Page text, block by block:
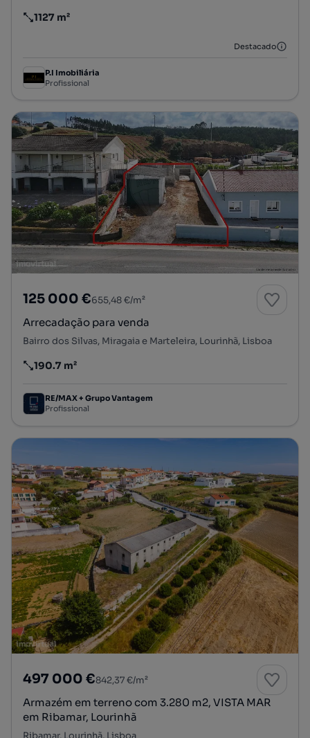
Preço por metro quadrado
1127 m²
Destacado
P.I Imobiliária
Profissional
125 000 €655,48 €/m²
Arrecadação para venda
Bairro dos Silvas, Miragaia e Marteleira, Lourinhã, Lisboa
Preço por metro quadrado
190.7 m²
RE/MAX + Grupo Vantagem
Profissional
497 000 €842,37 €/m²
Armazém em terreno com 3.280 m2, VISTA MAR
em Ribamar, Lourinhã
Ribamar, Lourinhã, Lisboa